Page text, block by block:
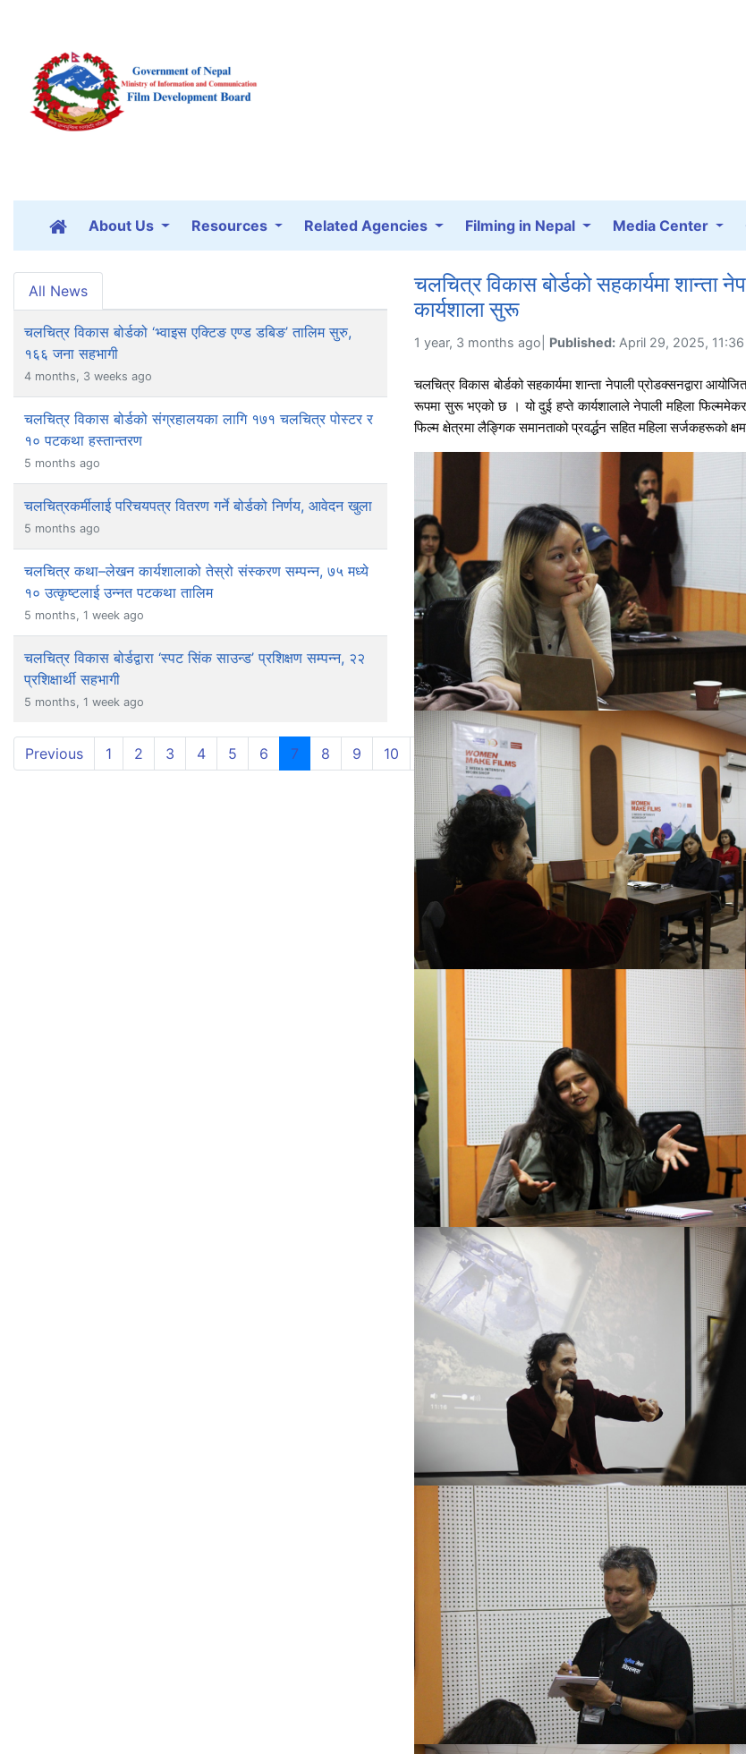
About Us Resources Related Agencies Filming in Nepal Media Center
All News
चलचित्र विकास बोर्डको ‘भ्वाइस एक्टिङ एण्ड डबिङ’ तालिम सुरु,
१६६ जना सहभागी
4 months, 3 weeks ago
चलचित्र विकास बोर्डको संग्रहालयका लागि १७१ चलचित्र पोस्टर र
१० पटकथा हस्तान्तरण
5 months ago
चलचित्रकर्मीलाई परिचयपत्र वितरण गर्ने बोर्डको निर्णय, आवेदन खुला
5 months ago
चलचित्र कथा–लेखन कार्यशालाको तेस्रो संस्करण सम्पन्न, ७५ मध्ये
१० उत्कृष्टलाई उन्नत पटकथा तालिम
5 months, 1 week ago
चलचित्र विकास बोर्डद्वारा ‘स्पट सिंक साउन्ड’ प्रशिक्षण सम्पन्न, २२
प्रशिक्षार्थी सहभागी
5 months, 1 week ago
Previous 1 2 3 4 5 6 7 (current)
8 9 10 11 12 13 16 18 19
चलचित्र विकास बोर्डको सहकार्यमा
कार्यशाला सुरू
1 year, 3 months ago| Published: April 29, 2025,
चलचित्र विकास बोर्डको सहकार्यमा शान्ता नेपाली
रूपमा सुरू भएको छ । योदुई हप्ते कार्यशालाले नेपाली महिला
फिल्म क्षेत्रमा लैङ्गिक समानताको प्रवर्द्धन सहित महिला सर्जकहरूको